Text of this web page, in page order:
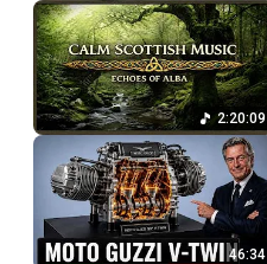
2:20:09
46:34